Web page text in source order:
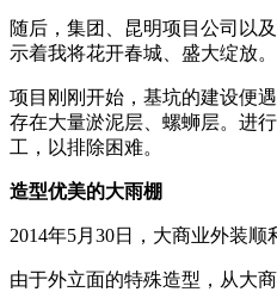
随后，集团、昆明项目公司以
示着我将花开春城、盛大绽放
项目刚刚开始，基坑的建设便
存在大量淤泥层、螺蛳层。进
工，以排除困难。
造型优美的大雨棚
2014年5月30日，大商业外装
由于外立面的特殊造型，从大